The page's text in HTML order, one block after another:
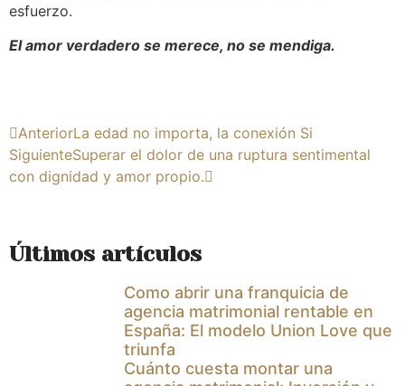
esfuerzo.
El amor verdadero se merece, no se mendiga.
AnteriorLa edad no importa, la conexión Si
SiguienteSuperar el dolor de una ruptura sentimental
con dignidad y amor propio.
Últimos artículos
Como abrir una franquicia de
agencia matrimonial rentable en
España: El modelo Union Love que
triunfa
Cuánto cuesta montar una